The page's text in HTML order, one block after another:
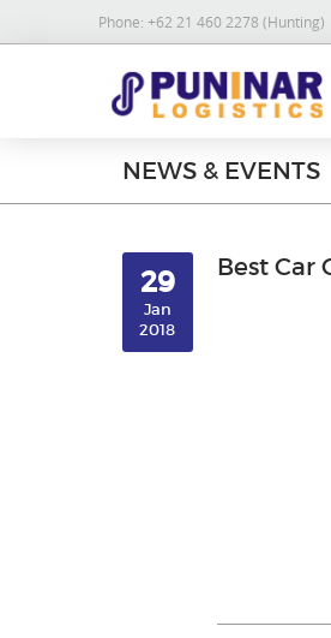
Phone: +62 21 460 2278 (Hunting)
NEWS & EVENTS
29
Jan
2018
Best Car